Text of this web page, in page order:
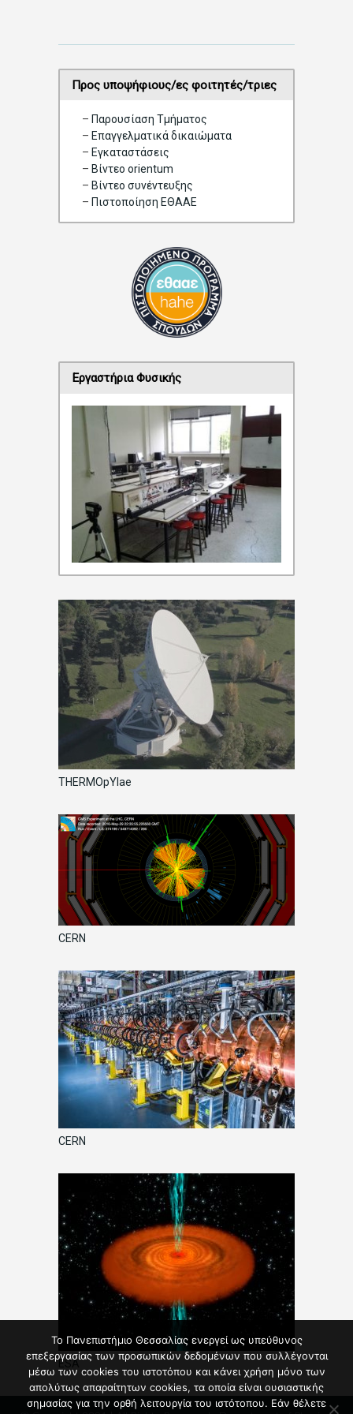
Προς υποψήφιους/ες φοιτητές/τριες
– Παρουσίαση Τμήματος
– Επαγγελματικά δικαιώματα
– Eγκαταστάσεις
– Βίντεο orientum
– Bίντεο συνέντευξης
– Πιστοποίηση ΕΘΑΑΕ
Εργαστήρια Φυσικής
THERMOpYlae
CERN
CERN
ESA
Το Πανεπιστήμιο Θεσσαλίας ενεργεί ως υπεύθυνος
επεξεργασίας των προσωπικών δεδομένων που συλλέγονται
μέσω των cookies του ιστοτόπου και κάνει χρήση μόνο των
απολύτως απαραίτητων cookies, τα οποία είναι ουσιαστικής
σημασίας για την ορθή λειτουργία του ιστότοπου. Εάν θέλετε